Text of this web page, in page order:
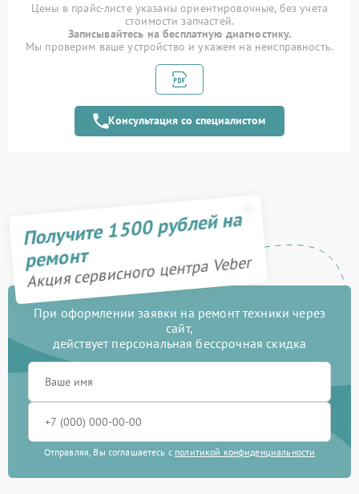
Замена аккумулятора 590 рублей
Ремонт встроенного
дальнометра и других
Замена матрицы 1100 рублей
Калибровка и настройка 750 рублей
Ремонт электронно-
лучевой трубки
1000 рублей
логики
Замена процессора
управления
Ремонт разъема 590 рублей
Цены в прайс-листе указаны ориентировочные, без учета
стоимости запчастей.
Записывайтесь на бесплатную диагностику.
Мы проверим ваше устройство и укажем на неисправность.
Консультация со специалистом
Получите 1500 рублей на
ремонт
Акция сервисного центра Veber
При оформлении заявки на ремонт техники через
сайт,
действует персональная бессрочная скидка
Отправляя, Вы соглашаетесь с политикой конфиденциальности